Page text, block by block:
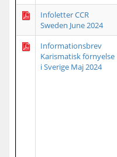
Infoletter CCR
Sweden June 2024
Informationsbrev
Karismatisk förnyelse
i Sverige Maj 2024